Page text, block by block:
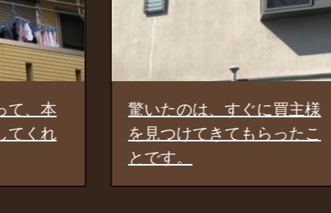
驚いたのは、すぐに買主様
を見つけてきてもらったこ
し
た